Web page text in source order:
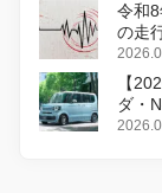
令和
の走
【
ダ・
感